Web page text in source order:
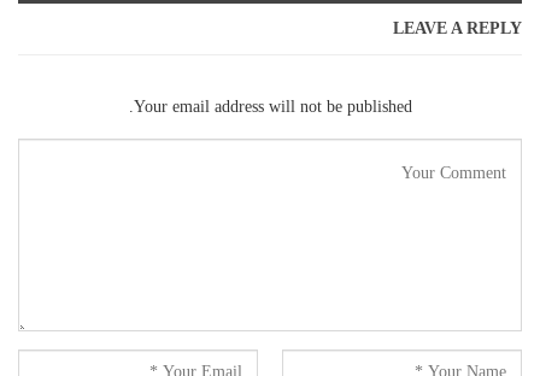
LEAVE A REPLY
Your email address will not be published.